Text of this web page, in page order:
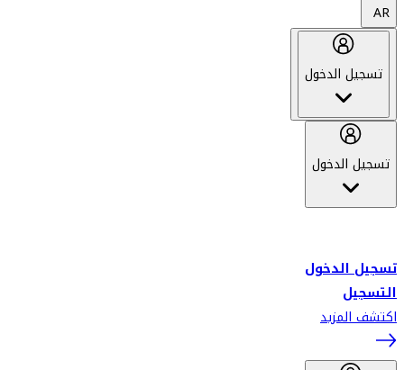
AR
تسجيل الدخول
تسجيل الدخول
تسجيل الدخول
التسجيل
اكتشف المزيد